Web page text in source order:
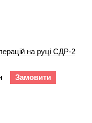
на руці СДР-2
Замовити